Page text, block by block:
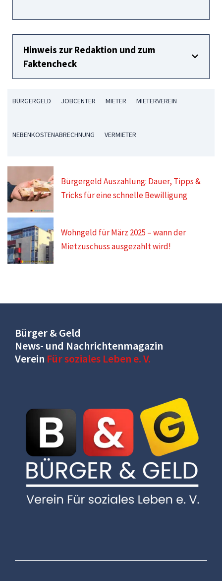
Hinweis zur Redaktion und zum
Faktencheck
BÜRGERGELD JOBCENTER MIETER MIETERVEREIN
NEBENKOSTENABRECHNUNG VERMIETER
Bürgergeld Auszahlung: Dauer, Tipps &
Tricks für eine schnelle Bewilligung
Wohngeld für März 2025 – wann der
Mietzuschuss ausgezahlt wird!
Bürger & Geld
News- und Nachrichtenmagazin
Verein Für soziales Leben e. V.